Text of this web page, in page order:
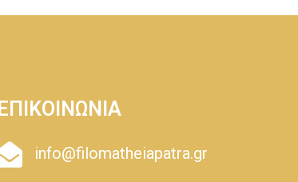
ΕΠΙΚΟΙΝΩΝΙΑ
info@filomatheiapatra.gr